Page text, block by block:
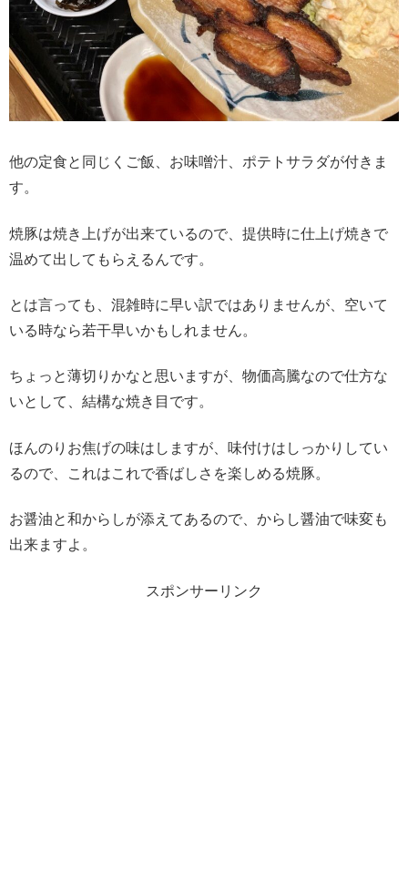
他の定食と同じくご飯、お味噌汁、ポテトサラダが付きま
す。
焼豚は焼き上げが出来ているので、提供時に仕上げ焼きで
温めて出してもらえるんです。
とは言っても、混雑時に早い訳ではありませんが、空いて
いる時なら若干早いかもしれません。
ちょっと薄切りかなと思いますが、物価高騰なので仕方な
いとして、結構な焼き目です。
ほんのりお焦げの味はしますが、味付けはしっかりしてい
るので、これはこれで香ばしさを楽しめる焼豚。
お醤油と和からしが添えてあるので、からし醤油で味変も
出来ますよ。
スポンサーリンク